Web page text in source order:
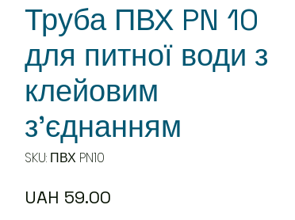
Труба ПВХ PN 10
для питної води з
клейовим
з'єднанням
SKU: ПВХ PN10
UAH 59.00